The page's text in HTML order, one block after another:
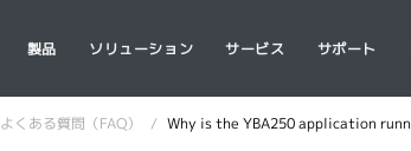
製品 ソリューション サービス サポート
よくある質問（FAQ） Why is the YBA250 application